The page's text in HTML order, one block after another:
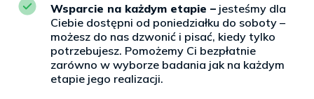
Wsparcie na każdym etapie – jesteśmy dla
Ciebie dostępni od poniedziałku do soboty –
możesz do nas dzwonić i pisać, kiedy tylko
potrzebujesz. Pomożemy Ci bezpłatnie
zarówno w wyborze badania jak na każdym
etapie jego realizacji.